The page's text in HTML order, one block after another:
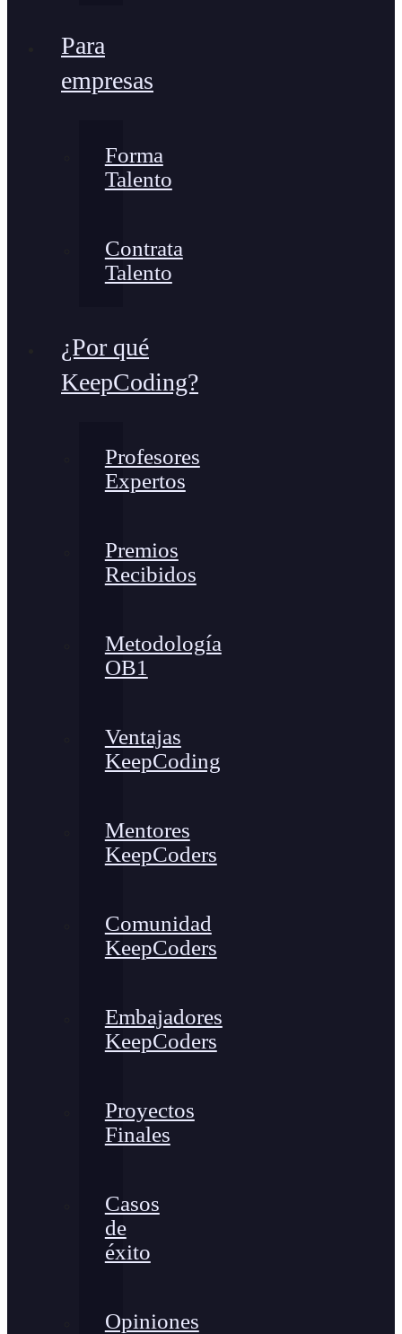
Para
empresas
Forma
Talento
Contrata
Talento
¿Por qué
KeepCoding?
Profesores
Expertos
Premios
Recibidos
Metodología
OB1
Ventajas
KeepCoding
Mentores
KeepCoders
Comunidad
KeepCoders
Embajadores
KeepCoders
Proyectos
Finales
Casos
de
éxito
Opiniones